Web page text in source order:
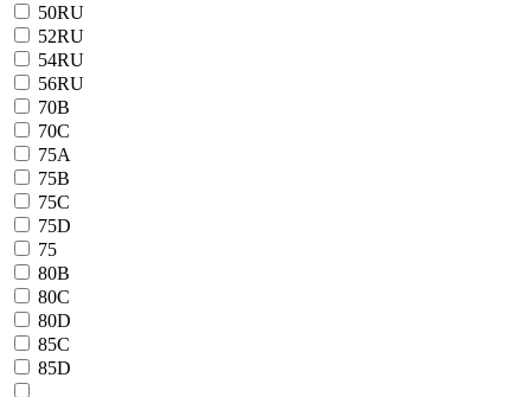
50RU
52RU
54RU
56RU
70B
70C
75A
75B
75C
75D
75
80B
80C
80D
85C
85D